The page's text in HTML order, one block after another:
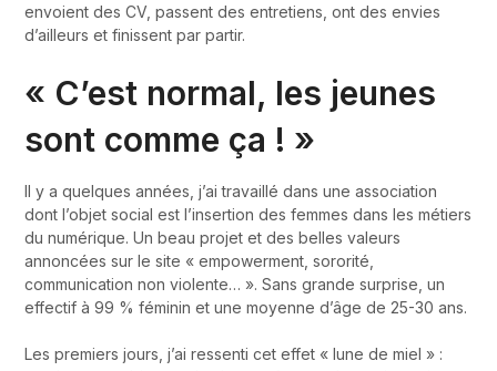
envoient des CV, passent des entretiens, ont des envies
d’ailleurs et finissent par partir.
« C’est normal, les jeunes
sont comme ça ! »
Il y a quelques années, j’ai travaillé dans une association
dont l’objet social est l’insertion des femmes dans les métiers
du numérique. Un beau projet et des belles valeurs
annoncées sur le site « empowerment, sororité,
communication non violente… ». Sans grande surprise, un
effectif à 99 % féminin et une moyenne d’âge de 25-30 ans.
Les premiers jours, j’ai ressenti cet effet « lune de miel » :